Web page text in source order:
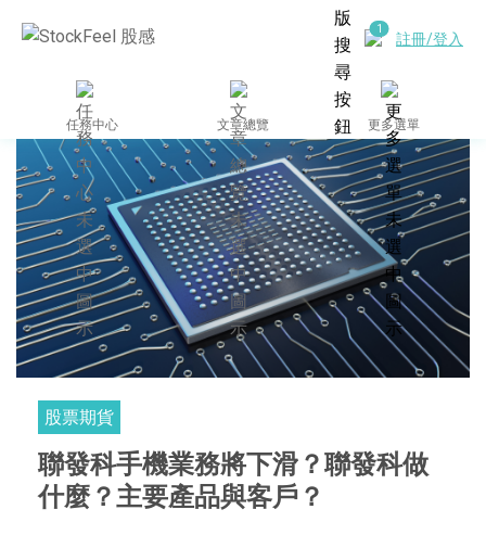
註冊/登入
任務中心 文章總覽 更多選單
股票期貨
聯發科手機業務將下滑？聯發科做
什麼？主要產品與客戶？